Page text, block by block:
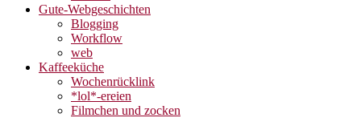
Gute-Webgeschichten
Blogging
Workflow
web
Kaffeeküche
Wochenrücklink
*lol*-ereien
Filmchen und zocken